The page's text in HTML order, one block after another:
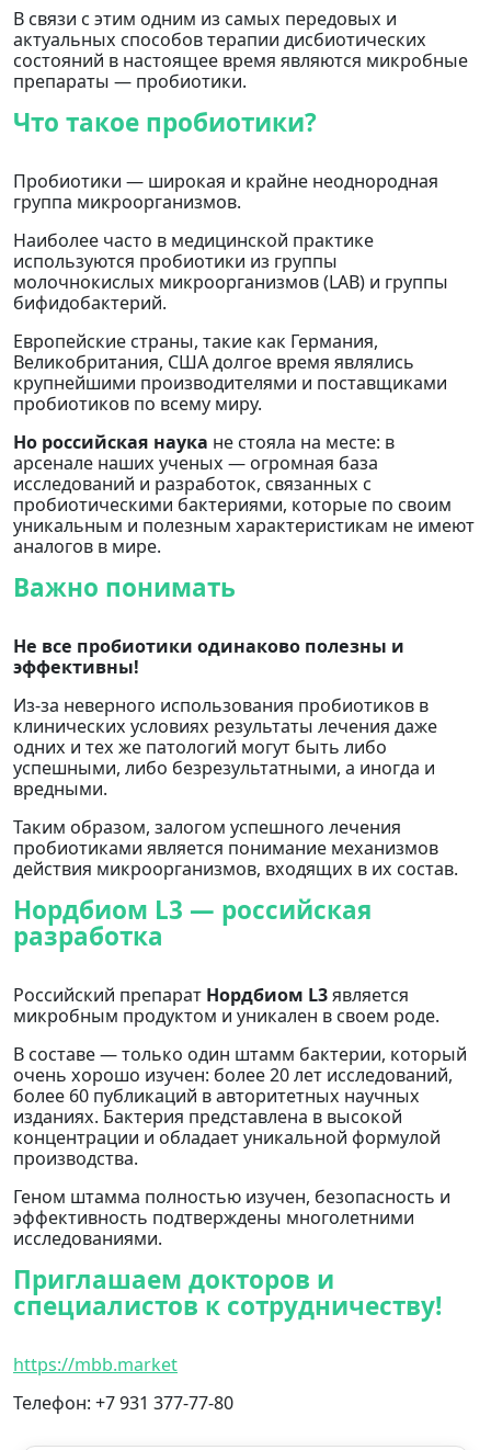
В связи с этим одним из самых передовых и
актуальных способов терапии дисбиотических
состояний в настоящее время являются микробные
препараты — пробиотики.
Что такое пробиотики?
Пробиотики — широкая и крайне неоднородная
группа микроорганизмов.
Наиболее часто в медицинской практике
используются пробиотики из группы
молочнокислых микроорганизмов (LAB) и группы
бифидобактерий.
Европейские страны, такие как Германия,
Великобритания, США долгое время являлись
крупнейшими производителями и поставщиками
пробиотиков по всему миру.
Но российская наука не стояла на месте: в
арсенале наших ученых — огромная база
исследований и разработок, связанных с
пробиотическими бактериями, которые по своим
уникальным и полезным характеристикам не имеют
аналогов в мире.
Важно понимать
Не все пробиотики одинаково полезны и
эффективны!
Из-за неверного использования пробиотиков в
клинических условиях результаты лечения даже
одних и тех же патологий могут быть либо
успешными, либо безрезультатными, а иногда и
вредными.
Таким образом, залогом успешного лечения
пробиотиками является понимание механизмов
действия микроорганизмов, входящих в их состав.
Нордбиом L3 — российская
разработка
Российский препарат Нордбиом L3является
микробным продуктом и уникален в своем роде.
В составе — только один штамм бактерии, который
очень хорошо изучен: более 20 лет исследований,
более 60 публикаций в авторитетных научных
изданиях. Бактерия представлена в высокой
концентрации и обладает уникальной формулой
производства.
Геном штамма полностью изучен, безопасность и
эффективность подтверждены многолетними
исследованиями.
Приглашаем докторов и
специалистов к сотрудничеству!
https://mbb.market
Телефон: +7 931 377-77-80